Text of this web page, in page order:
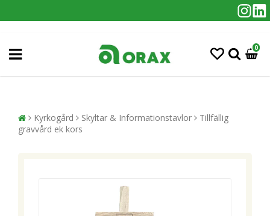
0
Kyrkogård Skyltar & Informationstavlor
Tillfällig
gravvård ek kors